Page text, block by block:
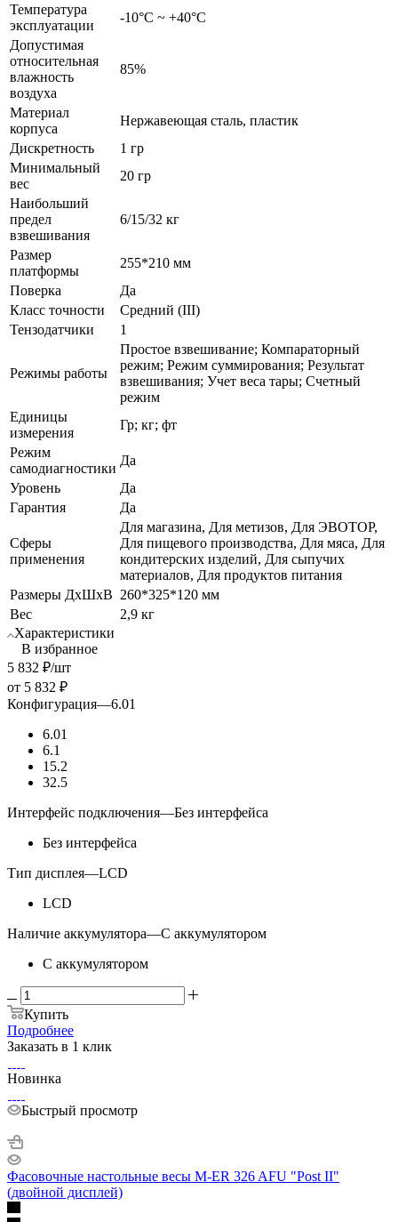
Температура
эксплуатации
-10°C ~ +40°C
Допустимая
относительная
влажность
воздуха
85%
Материал
корпуса
Нержавеющая сталь, пластик
Дискретность
1 гр
Минимальный
вес
20 гр
Наибольший
предел
взвешивания
6/15/32 кг
Размер
платформы
255*210 мм
Поверка
Да
Класс точности
Средний (III)
Тензодатчики
1
Режимы работы
Простое взвешивание; Компараторный
режим; Режим суммирования; Результат
взвешивания; Учет веса тары; Счетный
режим
Единицы
измерения
Гр; кг; фт
Режим
самодиагностики
Да
Уровень
Да
Гарантия
Да
Сферы
применения
Для магазина, Для метизов, Для ЭВОТОР,
Для пищевого производства, Для мяса, Для
кондитерских изделий, Для сыпучих
материалов, Для продуктов питания
Размеры ДхШхВ 260*325*120 мм
Вес
2,9 кг
Характеристики
В избранное
5 832 ₽/шт
от 5 832 ₽
Конфигурация—6.01
6.01
6.1
15.2
32.5
Интерфейс подключения—Без интерфейса
Без интерфейса
Тип дисплея—LCD
LCD
Наличие аккумулятора—С аккумулятором
С аккумулятором
Купить
Подробнее
Заказать в 1 клик
Новинка
Быстрый просмотр
Фасовочные настольные весы M-ER 326 AFU "Post II"
(двойной дисплей)